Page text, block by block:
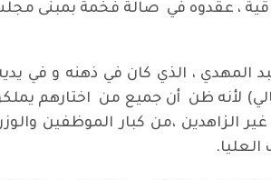
، عقدوه في صالة فخمة بمبنى
المهدي ، الذي كان في ذهنه و في
لأنه ظن أن جميع من اختارهم
غير الزاهدين ،من كبار الموظفين